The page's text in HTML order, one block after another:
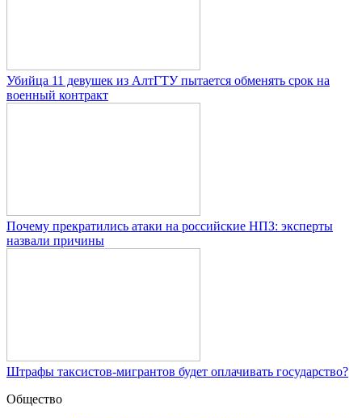
Убийца 11 девушек из АлтГТУ пытается обменять срок на
военный контракт
Почему прекратились атаки на российские НПЗ: эксперты
назвали причины
Штрафы таксистов-мигрантов будет оплачивать государство?
Общество